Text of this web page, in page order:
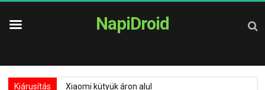
NapiDroid
Kiárusítás Xiaomi kütyük áron alul